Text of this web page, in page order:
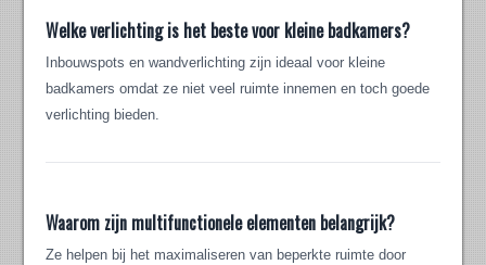
Welke verlichting is het beste voor kleine badkamers?
Inbouwspots en wandverlichting zijn ideaal voor kleine
badkamers omdat ze niet veel ruimte innemen en toch goede
verlichting bieden.
Waarom zijn multifunctionele elementen belangrijk?
Ze helpen bij het maximaliseren van beperkte ruimte door